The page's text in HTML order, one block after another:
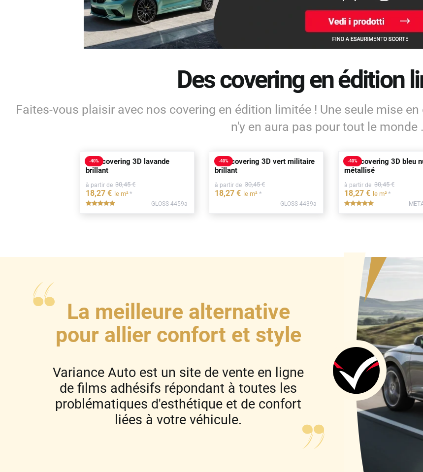
Ford
Honda
Mercedes-Benz
Opel
Peugeot
Porsche
Volkswagen
Aixam
Alfa Romeo
Alpine
Des covering en édition
Faites-vous plaisir avec nos covering en édition limitée ! Une seule mise
n'y en aura pas pour tout le monde
-40%
Film covering 3D lavande
brillant
à partir de 30,45 €
18,27 € le m²*
***** GLOSS-4459a
-40%
Film covering 3D vert militaire
brillant
à partir de 30,45 €
18,27 € le m² *
GLOSS-4439a
-40%
Film covering 3D bleu
métallisé
à partir de 30,45 €
18,27 € le m²*
*****
La meilleure alternative
pour allier confort et style
Variance Auto est un site de vente en ligne
de films adhésifs répondant à toutes les
problématiques d'esthétique et de confort
liées à votre véhicule.